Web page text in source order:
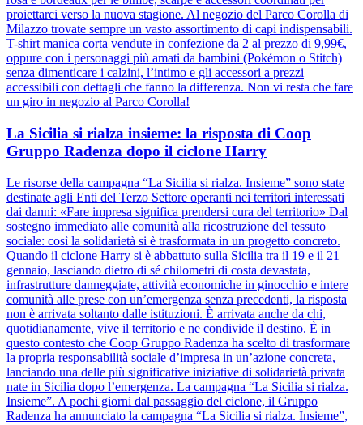
proiettarci verso la nuova stagione. Al negozio del Parco Corolla di
Milazzo trovate sempre un vasto assortimento di capi indispensabili.
T-shirt manica corta vendute in confezione da 2 al prezzo di 9,99€,
oppure con i personaggi più amati da bambini (Pokémon o Stitch)
senza dimenticare i calzini, l’intimo e gli accessori a prezzi
accessibili con dettagli che fanno la differenza. Non vi resta che fare
un giro in negozio al Parco Corolla!
La Sicilia si rialza insieme: la risposta di Coop
Gruppo Radenza dopo il ciclone Harry
Le risorse della campagna “La Sicilia si rialza. Insieme” sono state
destinate agli Enti del Terzo Settore operanti nei territori interessati
dai danni: «Fare impresa significa prendersi cura del territorio» Dal
sostegno immediato alle comunità alla ricostruzione del tessuto
sociale: così la solidarietà si è trasformata in un progetto concreto.
Quando il ciclone Harry si è abbattuto sulla Sicilia tra il 19 e il 21
gennaio, lasciando dietro di sé chilometri di costa devastata,
infrastrutture danneggiate, attività economiche in ginocchio e intere
comunità alle prese con un’emergenza senza precedenti, la risposta
non è arrivata soltanto dalle istituzioni. È arrivata anche da chi,
quotidianamente, vive il territorio e ne condivide il destino. È in
questo contesto che Coop Gruppo Radenza ha scelto di trasformare
la propria responsabilità sociale d’impresa in un’azione concreta,
lanciando una delle più significative iniziative di solidarietà privata
nate in Sicilia dopo l’emergenza. La campagna “La Sicilia si rialza.
Insieme”. A pochi giorni dal passaggio del ciclone, il Gruppo
Radenza ha annunciato la campagna “La Sicilia si rialza. Insieme”,